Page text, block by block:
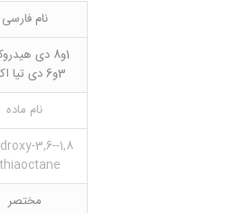
نام فارسی
1و8 دی
3و6 دی تیا اکتان
نام ماده
3,6-
مختصر